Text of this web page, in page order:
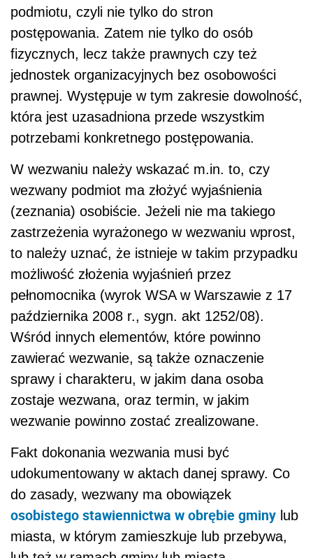
podmiotu, czyli nie tylko do stron
postępowania. Zatem nie tylko do osób
fizycznych, lecz także prawnych czy też
jednostek organizacyjnych bez osobowości
prawnej. Występuje w tym zakresie dowolność,
która jest uzasadniona przede wszystkim
potrzebami konkretnego postępowania.
W wezwaniu należy wskazać m.in. to, czy
wezwany podmiot ma złożyć wyjaśnienia
(zeznania) osobiście. Jeżeli nie ma takiego
zastrzeżenia wyrażonego w wezwaniu wprost,
to należy uznać, że istnieje w takim przypadku
możliwość złożenia wyjaśnień przez
pełnomocnika (wyrok WSA w Warszawie z 17
października 2008 r., sygn. akt 1252/08).
Wśród innych elementów, które powinno
zawierać wezwanie, są także oznaczenie
sprawy i charakteru, w jakim dana osoba
zostaje wezwana, oraz termin, w jakim
wezwanie powinno zostać zrealizowane.
Fakt dokonania wezwania musi być
udokumentowany w aktach danej sprawy. Co
do zasady, wezwany ma obowiązek
osobistego stawiennictwa w obrębie gminy lub
miasta, w którym zamieszkuje lub przebywa,